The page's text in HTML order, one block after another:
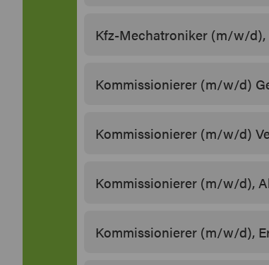
Kfz-Mechatroniker (m/w/d),
Kommissionierer (m/w/d)
Kommissionierer (m/w/d)
Kommissionierer (m/w/d),
Kommissionierer (m/w/d),